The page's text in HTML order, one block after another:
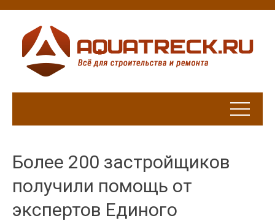
Более 200 застройщиков
получили помощь от
экспертов Единого